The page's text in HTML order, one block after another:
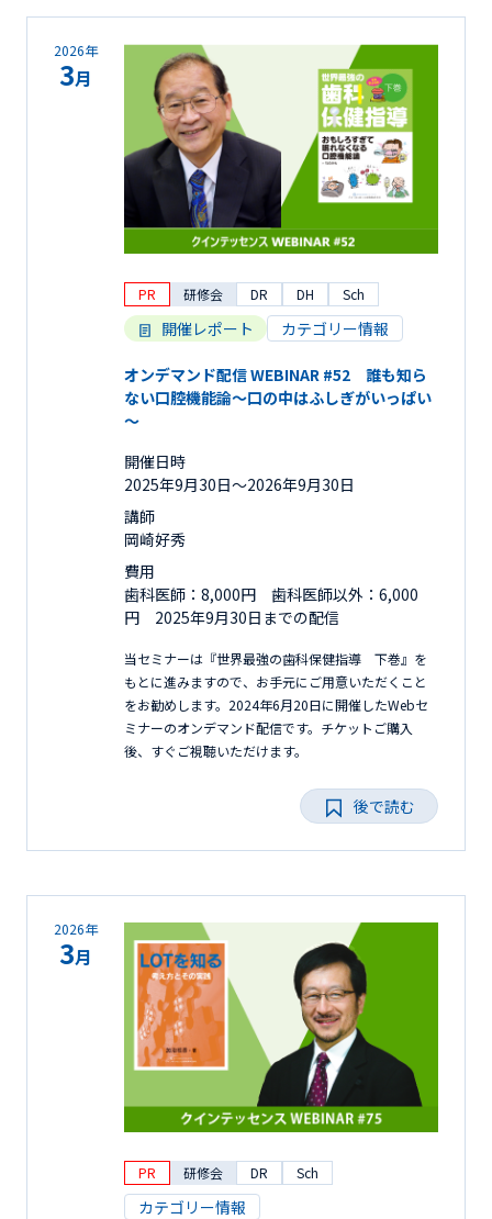
2026年
3月
PR 研修会 DR DH Sch
開催レポート カテゴリー情報
オンデマンド配信 WEBINAR #52 誰も知ら
ない口腔機能論～口の中はふしぎがいっぱい
～
開催日時
2025年9月30日〜2026年9月30日
講師
岡崎好秀
費用
歯科医師：8,000円 歯科医師以外：6,000
円 2025年9月30日までの配信
当セミナーは『世界最強の歯科保健指導 下巻』を
もとに進みますので、お手元にご用意いただくこと
をお勧めします。2024年6月20日に開催したWebセ
ミナーのオンデマンド配信です。チケットご購入
後、すぐご視聴いただけます。
後で読む
2026年
3月
PR 研修会 DR Sch
カテゴリー情報